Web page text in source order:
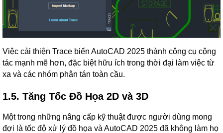
Việc cải thiện Trace biến AutoCAD 2025 thành công cụ cộng
tác mạnh mẽ hơn, đặc biệt hữu ích trong thời đại làm việc từ
xa và các nhóm phân tán toàn cầu.
1.5. Tăng Tốc Đồ Họa 2D và 3D
Một trong những nâng cấp kỹ thuật được người dùng mong
đợi là tốc độ xử lý đồ họa và AutoCAD 2025 đã không làm họ